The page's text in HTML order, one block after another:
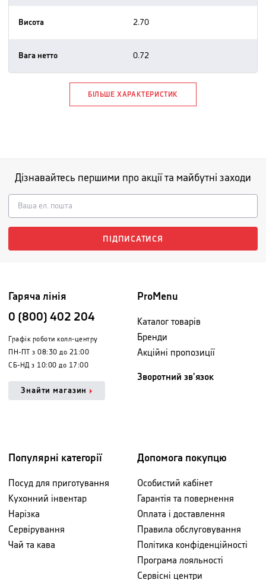
Висота 2.70
Вага нетто 0.72
БІЛЬШЕ ХАРАКТЕРИСТИК
Дізнавайтесь першими про акції та майбутні заходи
ПІДПИСАТИСЯ
Гаряча лінія
0 (800) 402 204
Графік роботи колл-центру
ПН-ПТ з 08:30 до 21:00
СБ-НД з 10:00 до 17:00
Знайти магазин
ProMenu
Каталог товарів
Бренди
Акційні пропозиції
Зворотний зв'язок
Популярні категорії
Посуд для приготування
Кухонний інвентар
Нарізка
Сервірування
Чай та кава
Допомога покупцю
Особистий кабінет
Гарантія та повернення
Оплата і доставлення
Правила обслуговування
Політика конфіденційності
Програма лояльності
Сервісні центри